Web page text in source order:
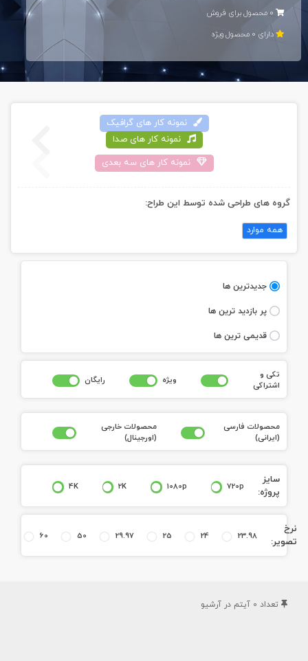
دارای 0 محصول ويژه
نمونه کار های گرافيک
نمونه کار های صدا
نمونه کار های سه بعدی
گروه های طراحی شده توسط اين طراح:
همه موارد
جديدترين ها
پر بازديد ترين ها
قديمی ترين ها
تکی و
اشتراکی
ويژه رايگان
محصولات فارسی
(ايرانی)
محصولات خارجی
(اورجينال)
سايز
پروژه:
720p
1080p
2K
4K
نرخ
تصوير:
23.98
24
25
29.97
50
60
تعداد 0 آيتم در آرشيو